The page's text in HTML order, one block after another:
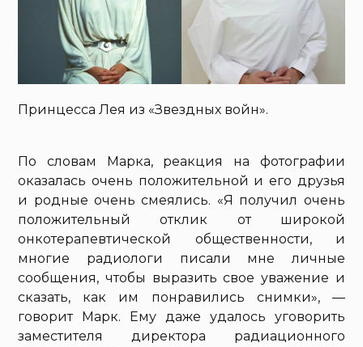
Принцесса Лея из «Звездных войн».
По словам Марка, реакция на фотографии
оказалась очень положительной и его друзья
и родные очень смеялись. «Я получил очень
положительный отклик от широкой
онкотерапевтической общественности, и
многие радиологи писали мне личные
сообщения, чтобы выразить свое уважение и
сказать, как им понравились снимки», —
говорит Марк. Ему даже удалось уговорить
заместителя директора радиационного